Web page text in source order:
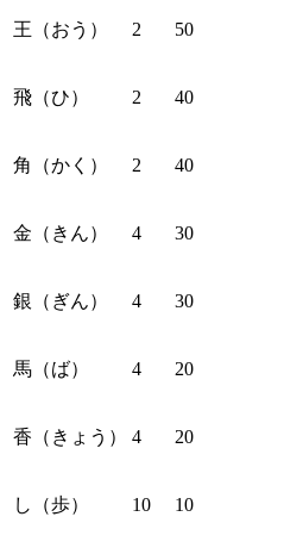
王（おう） 2 50
飛（ひ） 2 40
角（かく） 2 40
金（きん） 4 30
銀（ぎん） 4 30
馬（ば） 4 20
香（きょう） 4 20
し（歩） 10 10